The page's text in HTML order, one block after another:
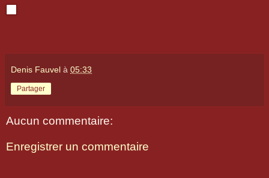
Denis Fauvel à 05:33
Partager
Aucun commentaire:
Enregistrer un commentaire